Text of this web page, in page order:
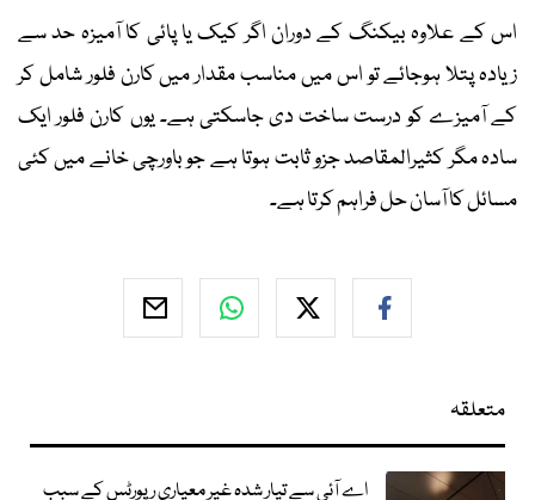
اس کے علاوہ بیکنگ کے دوران اگر کیک یا پائی کا آمیزہ حد سے
زیادہ پتلا ہوجائے تو اس میں مناسب مقدار میں کارن فلور شامل کر
کے آمیزے کو درست ساخت دی جاسکتی ہے۔ یوں کارن فلور ایک
سادہ مگر کثیرالمقاصد جزو ثابت ہوتا ہے جو باورچی خانے میں کئی
مسائل کا آسان حل فراہم کرتا ہے۔
متعلقہ
اے آئی سے تیار شدہ غیر معیاری رپورٹس کے سبب